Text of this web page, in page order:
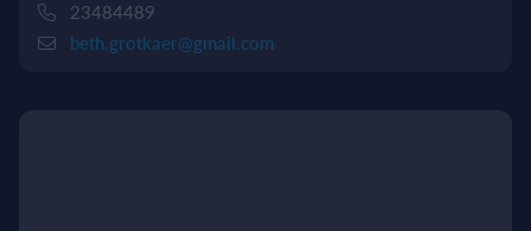
23484489
beth.grotkaer@gmail.com